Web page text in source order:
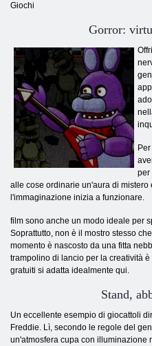
Giochi
Gorror:
per
alle cose ordinarie un'aura di mistero
l'immaginazione inizia a funzionare.
film sono anche un modo ideale per
Soprattutto, non è il mostro stesso
momento è nascosto da una fitta
trampolino di lancio per la creatività
gratuiti si adatta idealmente qui.
Stand,
Un eccellente esempio di giocattoli
Freddie. Lì, secondo le regole del
un'atmosfera cupa con illuminazione